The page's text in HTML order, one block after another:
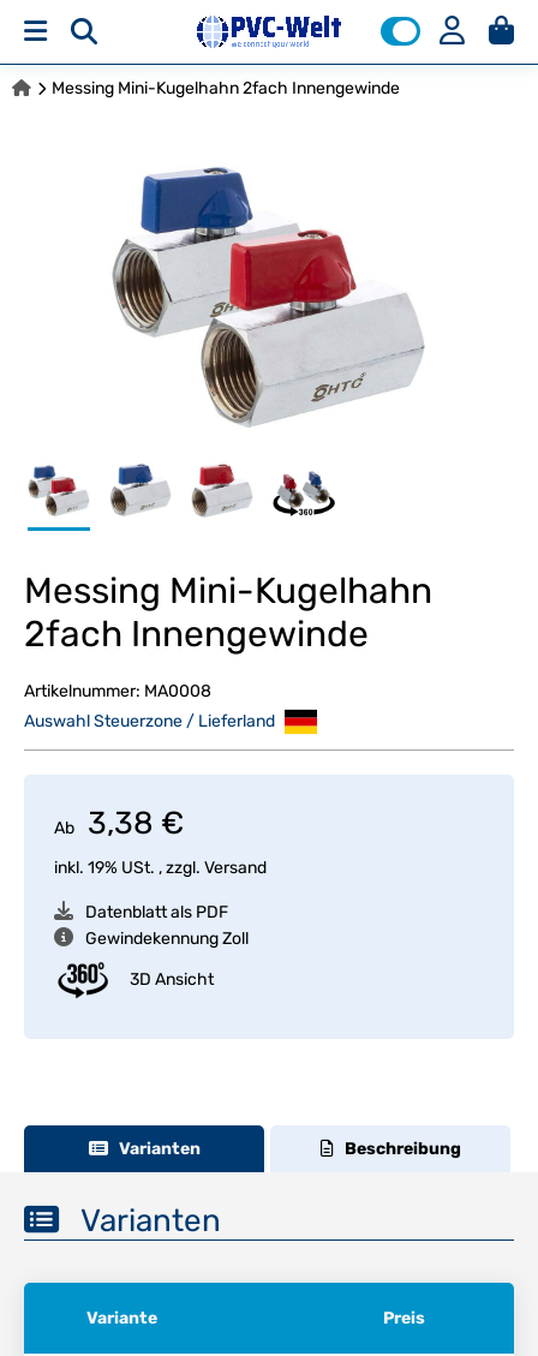
Messing Mini-Kugelhahn 2fach Innengewinde
Messing Mini-Kugelhahn
2fach Innengewinde
Artikelnummer: MA0008
Auswahl Steuerzone / Lieferland
Ab 3,38 €
inkl. 19% USt. , zzgl. Versand
Datenblatt als PDF
Gewindekennung Zoll
3D Ansicht
Varianten Beschreibung
Varianten
Variante Preis